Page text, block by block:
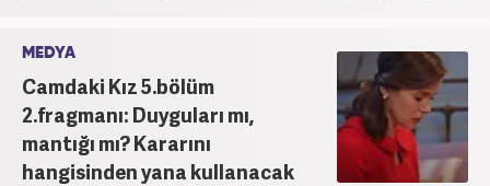
MEDYA
Camdaki Kız 5.bölüm
2.fragmanı: Duyguları mı,
mantığı mı? Kararını
hangisinden yana kullanacak